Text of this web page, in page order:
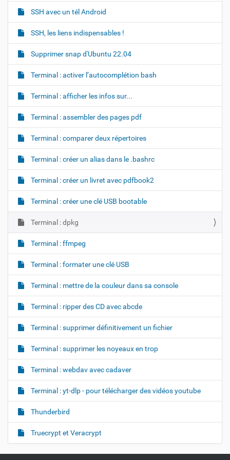
SSH avec un tél Android
SSH, les liens indispensables !
Supprimer snap d'Ubuntu 22.04
Terminal : activer l’autocomplétion bash
Terminal : afficher les infos sur...
Terminal : assembler des pages pdf
Terminal : comparer deux répertoires
Terminal : créer un alias dans le .bashrc
Terminal : créer un livret avec pdfbook2
Terminal : créer une clé USB bootable
Terminal : dpkg
Terminal : ffmpeg
Terminal : formater une clé USB
Terminal : mettre de la couleur dans sa console
Terminal : ripper des CD avec abcde
Terminal : supprimer définitivement un fichier
Terminal : supprimer les noyeaux en trop
Terminal : webdav avec cadaver
Terminal : yt-dlp - pour télécharger des vidéos youtube
Thunderbird
Truecrypt et Veracrypt